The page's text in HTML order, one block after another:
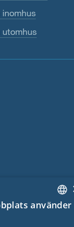
inomhus
utomhus
ENGLISH
använder